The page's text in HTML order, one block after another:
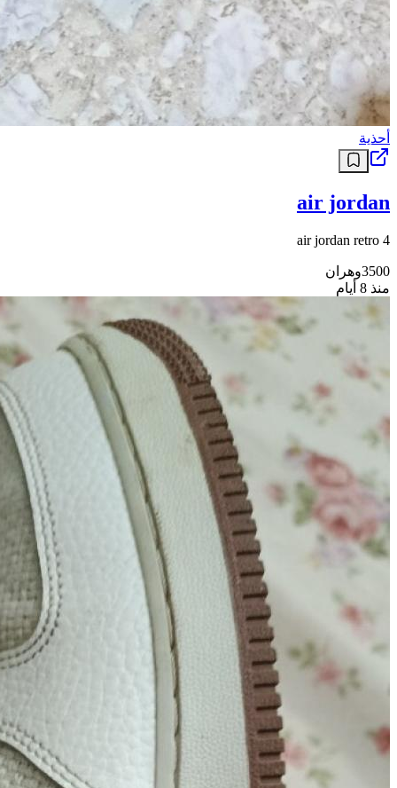
أحذية
air jordan
air jordan retro 4
3500وهران
منذ 8 أيام